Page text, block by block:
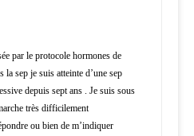
par le protocole hormones de
la sep je suis atteinte d’une sep
depuis sept ans . Je suis sous
très difficilement
ou bien de m’indiquer